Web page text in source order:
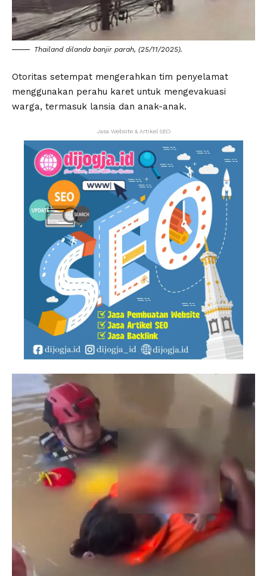
Thailand dilanda banjir parah, (25/11/2025).
Otoritas setempat mengerahkan tim penyelamat
menggunakan perahu karet untuk mengevakuasi
warga, termasuk lansia dan anak-anak.
Jasa Website & Artikel SEO